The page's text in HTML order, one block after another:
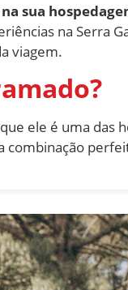
sua
na Serra
viagem.
ele é uma das
combinação